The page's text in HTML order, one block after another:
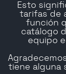
Esto
tarifas de
función
catálogo
equipo
tiene alguna